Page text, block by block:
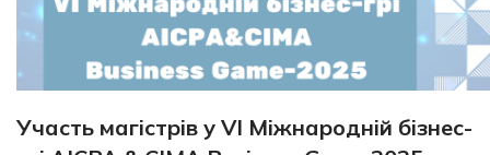
Участь магістрів у VІ Міжнародній бізнес-